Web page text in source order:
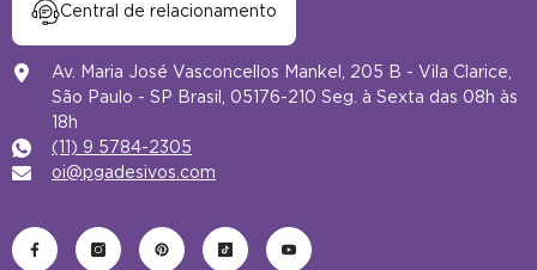
Central de relacionamento
Av. Maria José Vasconcellos Mankel, 205 B - Vila Clarice,
São Paulo - SP Brasil, 05176-210 Seg. à Sexta das 08h às
18h
(11) 9 5784-2305
oi@pgadesivos.com